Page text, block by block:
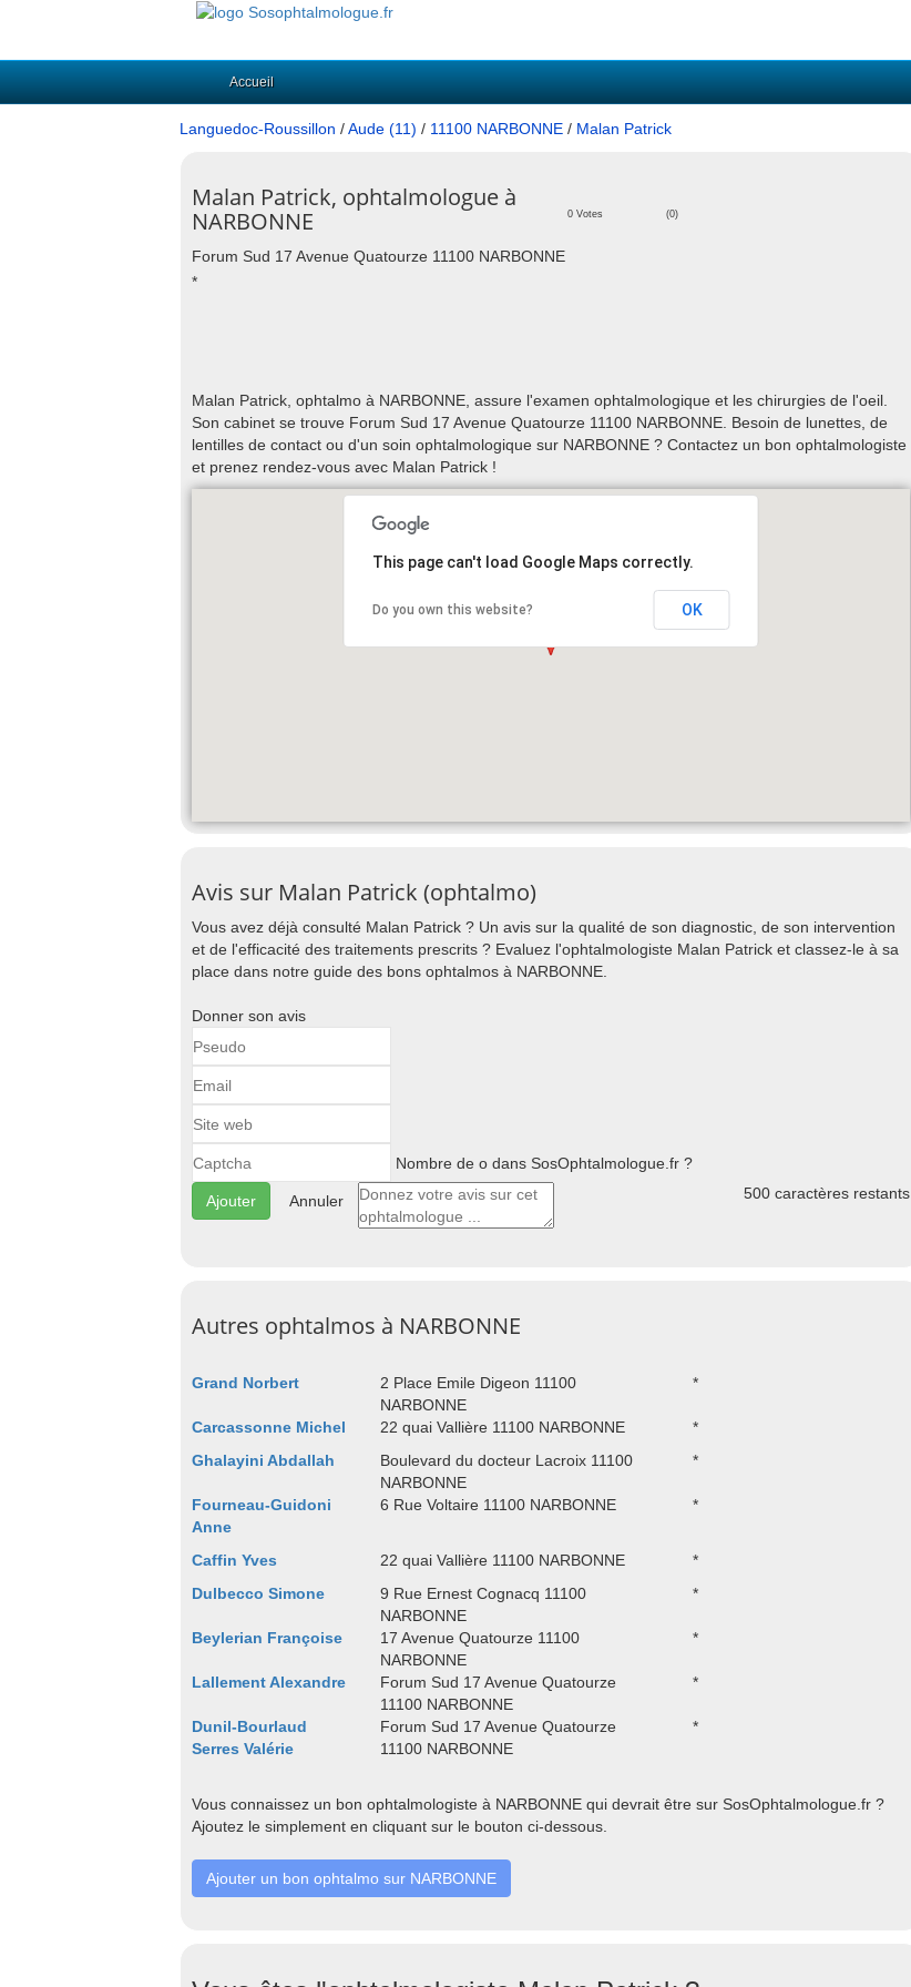
Accueil
Languedoc-Roussillon /Aude (11) / 11100 NARBONNE / Malan Patrick
Malan Patrick, ophtalmologue à
NARBONNE
0 Votes (0)
Forum Sud 17 Avenue Quatourze 11100 NARBONNE
*
Malan Patrick, ophtalmo à NARBONNE, assure l'examen ophtalmologique et les chirurgies de l'oeil.
Son cabinet se trouve Forum Sud 17 Avenue Quatourze 11100 NARBONNE. Besoin de lunettes, de
lentilles de contact ou d'un soin ophtalmologique sur NARBONNE ? Contactez un bon ophtalmologiste
et prenez rendez-vous avec Malan Patrick !
This page can't load Google Maps correctly.
Do you own this website? OK
Avis sur Malan Patrick (ophtalmo)
Vous avez déjà consulté Malan Patrick ? Un avis sur la qualité de son diagnostic, de son intervention
et de l'efficacité des traitements prescrits ? Evaluez l'ophtalmologiste Malan Patrick et classez-le à sa
place dans notre guide des bons ophtalmos à NARBONNE.
Donner son avis
Nombre de o dans SosOphtalmologue.fr ?
Annuler 500 caractères restants
Autres ophtalmos à NARBONNE
Grand Norbert
2 Place Emile Digeon 11100
NARBONNE
*
Carcassonne Michel 22 quai Vallière 11100 NARBONNE
*
Ghalayini Abdallah
Boulevard du docteur Lacroix 11100
NARBONNE
*
Fourneau-Guidoni
Anne
6 Rue Voltaire 11100 NARBONNE *
Caffin Yves 22 quai Vallière 11100 NARBONNE
*
Dulbecco Simone
9 Rue Ernest Cognacq 11100
NARBONNE
*
Beylerian Françoise
17 Avenue Quatourze 11100
NARBONNE
*
Lallement Alexandre
Forum Sud 17 Avenue Quatourze
11100 NARBONNE
*
Dunil-Bourlaud
Serres Valérie
Forum Sud 17 Avenue Quatourze
11100 NARBONNE
*
Vous connaissez un bon ophtalmologiste à NARBONNE qui devrait être sur SosOphtalmologue.fr ?
Ajoutez le simplement en cliquant sur le bouton ci-dessous.
Ajouter un bon ophtalmo sur NARBONNE